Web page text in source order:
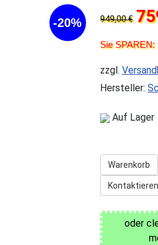
-20% 949,00 €
Sie
zzgl.
Hersteller:
Auf Lager
Warenkorb
oder